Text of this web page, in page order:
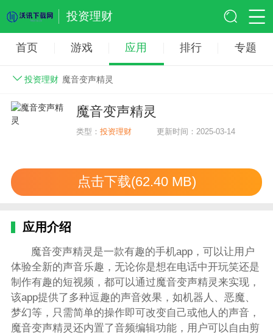
投资理财
首页 游戏 应用 排行 专题
投资理财 魔音变声精灵
魔音变声精灵
类型：投资理财 更新时间：2025-03-14
点击下载(62.40 MB)
应用介绍
魔音变声精灵是一款有趣的手机app，可以让用户
体验全新的声音乐趣，无论你是想在电话中开玩笑还是
制作有趣的短视频，都可以通过魔音变声精灵来实现，
该app提供了多种逗趣的声音效果，如机器人、恶魔、
梦幻等，只需简单的操作即可改变自己或他人的声音，
魔音变声精灵还内置了音频编辑功能，用户可以自由剪